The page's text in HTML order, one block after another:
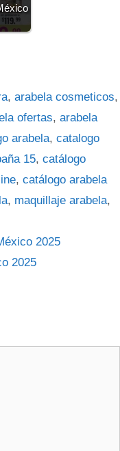
,arabela cosmeticos,
ofertas, arabela
arabela, catalogo
15, catálogo
, catálogo arabela
, maquillaje arabela,
2025
2025